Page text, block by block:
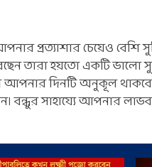
প্রত্যাশার চেয়েও বেশি
তারা হয়তো একটি ভালো
দিনটি অনুকূল
সাহায্যে আপনার